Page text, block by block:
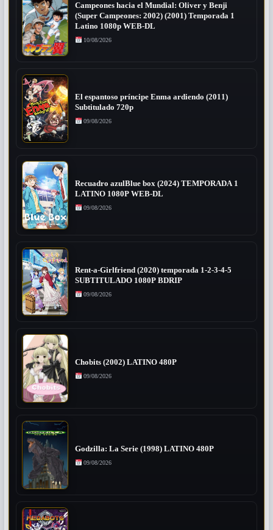
Campeones hacia el Mundial: Oliver y Benji
(Super Campeones: 2002) (2001) Temporada 1
Latino 1080p WEB-DL
10/08/2026
El espantoso príncipe Enma ardiendo (2011)
Subtitulado 720p
09/08/2026
Recuadro azulBlue box (2024) TEMPORADA 1
LATINO 1080P WEB-DL
09/08/2026
Rent-a-Girlfriend (2020) temporada 1-2-3-4-5
SUBTITULADO 1080P BDRIP
09/08/2026
Chobits (2002) LATINO 480P
09/08/2026
Godzilla: La Serie (1998) LATINO 480P
09/08/2026